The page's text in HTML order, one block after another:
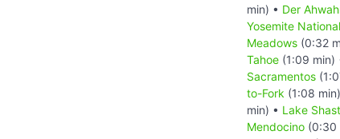
min) • Der
Yosemite
Meadows (0:32
Tahoe (1:09 min)
Sacramentos
to-Fork (1:08
min) • Lake
Mendocino (0:30